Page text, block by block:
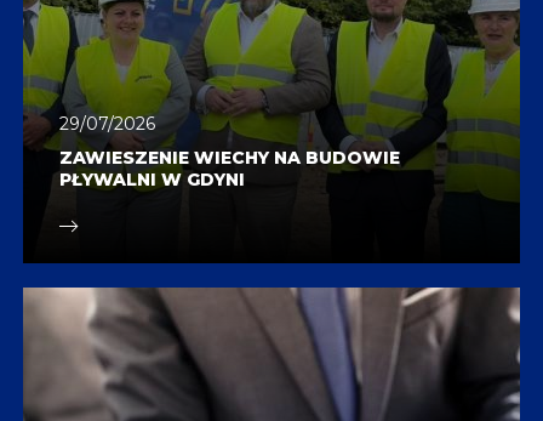
29/07/2026
ZAWIESZENIE WIECHY NA BUDOWIE
PŁYWALNI W GDYNI